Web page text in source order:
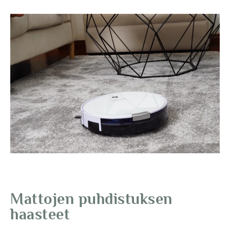
Mattojen puhdistuksen
haasteet